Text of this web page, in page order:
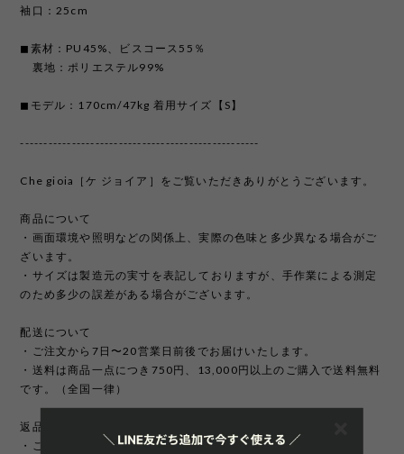
袖口：25cm
◼︎素材：PU45%、ビスコース55％
裏地：ポリエステル99%
◼︎モデル：170cm/47kg 着用サイズ【S】
---------------------------------------------------
Che gioia［ケ ジョイア］をご覧いただきありがとうございます。
商品について
・画面環境や照明などの関係上、実際の色味と多少異なる場合がご
ざいます。
・サイズは製造元の実寸を表記しておりますが、手作業による測定
のため多少の誤差がある場合がございます。
配送について
・ご注文から7日〜20営業日前後でお届けいたします。
・送料は商品一点につき750円、13,000円以上のご購入で送料無料
です。（全国一律）
返品/交換/キャンセルについて
・ご注文完了後の変更、キャンセルは承っておりません。